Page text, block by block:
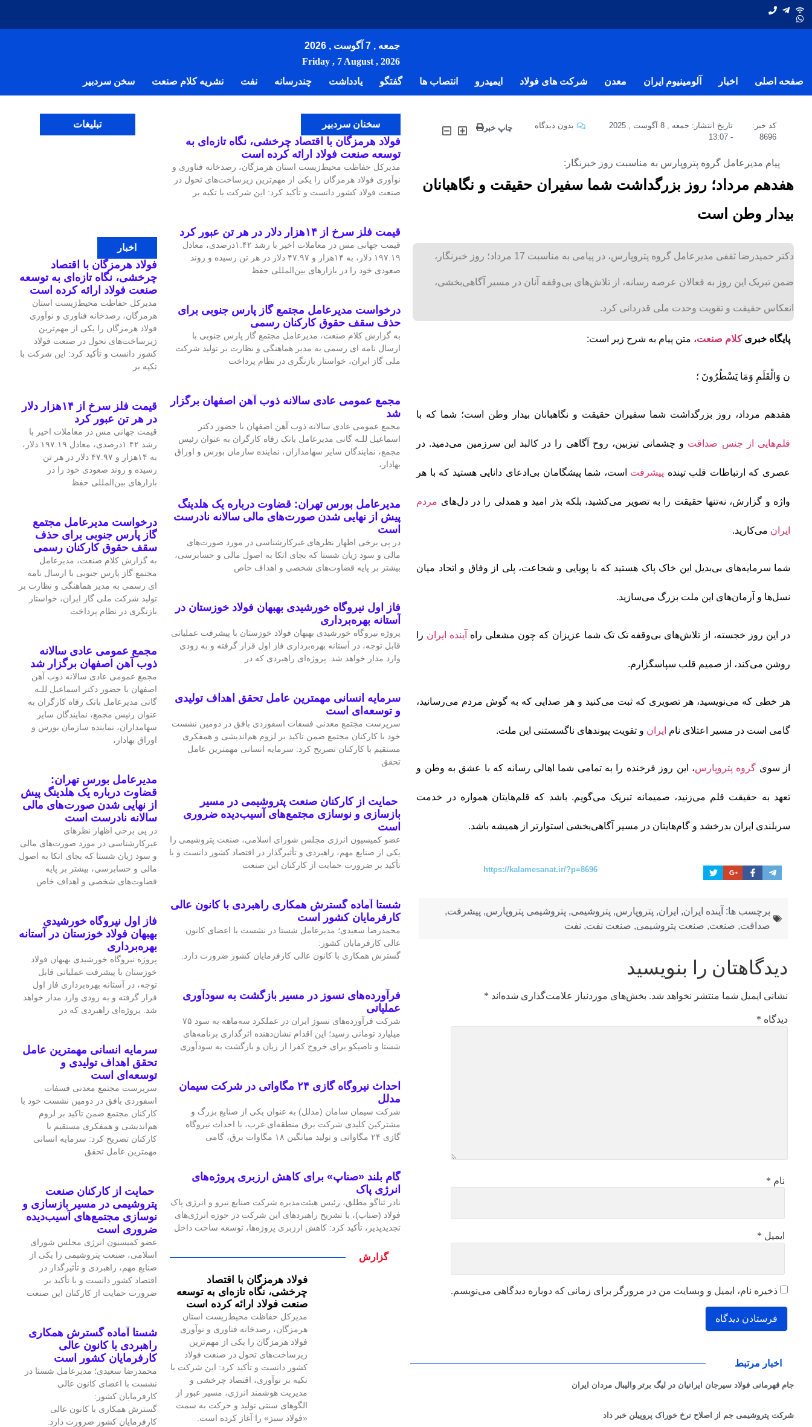
جمعه , 7 آگوست , 2026
Friday , 7 August , 2026
صفحه اصلی
اخبار آلومینیوم ایران معدن شرکت های فولاد ایمیدرو انتصاب ها گفتگو یادداشت چندرسانه نفت نشریه کلام صنعت سخن سردبیر
کد خبر:
8696
تاریخ انتشار: جمعه , 8 آگوست , 2025
-
13:07
بدون دیدگاه چاپ خبر
پیام مدیرعامل گروه پتروپارس به مناسبت روز خبرنگار:
هفدهم مرداد؛ روز بزرگداشت شما سفیران حقیقت و نگاهبانان
بیدار وطن است
دکتر حمیدرضا ثقفی مدیرعامل گروه پتروپارس، در پیامی به مناسبت 17 مرداد؛ روز خبرنگار،
ضمن تبریک این روز به فعالان عرصه رسانه، از تلاش‌های بی‌وقفه آنان در مسیر آگاهی‌بخشی،
انعکاس حقیقت و تقویت وحدت ملی قدردانی کرد.
پایگاه خبریکلام صنعت، متن پیام به شرح زیر است:
ن وَالْقَلَمِ وَمَا يَسْطُرُونَ ؛
هفدهم مرداد، روز بزرگداشت شما سفیران حقیقت و نگاهبانان بیدار وطن است؛ شما که با
قلم‌هایی از جنس صداقت و چشمانی تیزبین، روح آگاهی را در کالبد این سرزمین می‌دمید. در
عصری که ارتباطات قلب تپنده‌ پیشرفت است، شما پیشگامان بی‌ادعای دانایی هستید که با هر
واژه و گزارش، نه‌تنها حقیقت را به تصویر می‌کشید، بلکه بذر امید و همدلی را در دل‌های مردم
ایران می‌کارید.
شما سرمایه‌های بی‌بدیل این خاک پاک هستید که با پویایی و شجاعت، پلی از وفاق و اتحاد میان
نسل‌ها و آرمان‌های این ملت بزرگ می‌سازید.
در این روز خجسته، از تلاش‌های بی‌وقفه‌ تک تک شما عزیزان که چون مشعلی راه آینده‌ ایران را
روشن می‌کند، از صمیم قلب سپاسگزارم.
هر خطی که می‌نویسید، هر تصویری که ثبت می‌کنید و هر صدایی که به گوش مردم می‌رسانید،
گامی است در مسیر اعتلای نام ایران و تقویت پیوندهای ناگسستنی این ملت.
از سوی گروه پتروپارس، این روز فرخنده را به تمامی شما اهالی رسانه که با عشق به وطن و
تعهد به حقیقت قلم می‌زنید، صمیمانه تبریک می‌گویم. باشد که قلم‌هایتان همواره در خدمت
سربلندی ایران بدرخشد و گام‌هایتان در مسیر آگاهی‌بخشی استوارتر از همیشه باشد.
https://kalamesanat.ir/?p=8696
برچسب ها: آینده ایران, ایران, پتروپارس, پتروشیمی, پتروشیمی پتروپارس, پیشرفت,
صداقت, صنعت, صنعت پتروشیمی, صنعت نفت, نفت
دیدگاهتان را بنویسید
نشانی ایمیل شما منتشر نخواهد شد. بخش‌های موردنیاز علامت‌گذاری شده‌اند *
دیدگاه *
نام *
ایمیل *
ذخیره نام، ایمیل و وبسایت من در مرورگر برای زمانی که دوباره دیدگاهی می‌نویسم.
اخبار مرتبط
جام قهرمانی فولاد سیرجان ایرانیان در لیگ برتر والیبال مردان ایران
شرکت پتروشیمی جم از اصلاح نرخ خوراک پروپیلن خبر داد
سخنان سردبیر
فولاد هرمزگان با اقتصاد چرخشی، نگاه تازه‌ای به
توسعه صنعت فولاد ارائه کرده است
مدیرکل حفاظت محیط‌زیست استان هرمزگان، رصدخانه فناوری و
نوآوری فولاد هرمزگان را یکی از مهم‌ترین زیرساخت‌های تحول در
صنعت فولاد کشور دانست و تأکید کرد: این شرکت با تکیه بر
قیمت فلز سرخ از ۱۴هزار دلار در هر تن عبور کرد
قیمت جهانی مس در معاملات اخیر با رشد ۱.۴۲درصدی، معادل
۱۹۷.۱۹ دلار، به ۱۴هزار و ۴۷.۹۷ دلار در هر تن رسیده و روند
صعودی خود را در بازارهای بین‌المللی حفظ
درخواست مدیرعامل مجتمع گاز پارس جنوبی برای
حذف سقف حقوق کارکنان رسمی
به گزارش کلام صنعت، مدیرعامل مجتمع گاز پارس جنوبی با
ارسال نامه ای رسمی به مدیر هماهنگی و نظارت بر تولید شرکت
ملی گاز ایران، خواستار بازنگری در نظام پرداخت
مجمع عمومی عادی سالانه ذوب آهن اصفهان برگزار
شد
مجمع عمومی عادی سالانه ذوب آهن اصفهان با حضور دکتر
اسماعیل للـه گانی مدیرعامل بانک رفاه کارگران به عنوان رئیس
مجمع، نمایندگان سایر سهامداران، نماینده سازمان بورس و اوراق
بهادار،
مدیرعامل بورس تهران: قضاوت درباره یک هلدینگ
پیش از نهایی شدن صورت‌های مالی سالانه نادرست
است
در پی برخی اظهار نظرهای غیرکارشناسی در مورد صورت‌های
مالی و سود زیان شستا که بجای اتکا به اصول مالی و حسابرسی،
بیشتر بر پایه قضاوت‌‌های شخصی و اهداف خاص
فاز اول نیروگاه خورشیدی بهبهان فولاد خوزستان در
آستانه بهره‌برداری
پروژه نیروگاه خورشیدی بهبهان فولاد خوزستان با پیشرفت عملیاتی
قابل‌ توجه، در آستانه بهره‌برداری فاز اول قرار گرفته و به‌ زودی
وارد مدار خواهد شد. پروژه‌ای راهبردی که در
سرمایه انسانی مهمترین عامل تحقق اهداف تولیدی
و توسعه‌ای است
سرپرست مجتمع معدنی فسفات اسفوردی بافق در دومین نشست
خود با کارکنان مجتمع ضمن تاکید بر لزوم هم‌اندیشی و همفکری
مستقیم با کارکنان تصریح کرد: سرمایه انسانی مهمترین عامل
تحقق
حمایت از کارکنان صنعت پتروشیمی در مسیر
بازسازی و نوسازی مجتمع‌های آسیب‌دیده ضروری
است
عضو کمیسیون انرژی مجلس شورای اسلامی، صنعت پتروشیمی را
یکی از صنایع مهم، راهبردی و تأثیرگذار در اقتصاد کشور دانست و با
تأکید بر ضرورت حمایت از کارکنان این صنعت
شستا آماده گسترش همکاری راهبردی با کانون عالی
کارفرمایان کشور است
محمدرضا سعیدی؛ مدیرعامل شستا در نشست با اعضای کانون
عالی کارفرمایان کشور:
گسترش همکاری با کانون عالی کارفرمایان کشور ضرورت دارد.
فرآورده‌های نسوز در مسیر بازگشت به سودآوری
عملیاتی
شرکت فرآورده‌های نسوز ایران در عملکرد سه‌ماهه به سود ۷۵
میلیارد تومانی رسید؛ این اقدام نشان‌دهنده اثرگذاری برنامه‌های
شستا و تاصیکو برای خروج کفرا از زیان و بازگشت به سودآوری
احداث نیروگاه گازی ۲۴ مگاواتی در شرکت سیمان
مدلل
شرکت سیمان سامان (مدلل) به عنوان یکی از صنایع بزرگ و
مشترکین کلیدی شرکت برق منطقه‌ای غرب، با احداث نیروگاه
گازی ۲۴ مگاواتی و تولید میانگین ۱۸ مگاوات برق، گامی
گام بلند «صناپ» برای کاهش ارزبری پروژه‌های
انرژی پاک
نادر ثناگو مطلق، رئیس هیئت‌مدیره شرکت صنایع نیرو و انرژی پاک
فولاد (صناپ)، با تشریح راهبردهای این شرکت در حوزه انرژی‌های
تجدیدپذیر، تأکید کرد: کاهش ارزبری پروژه‌ها، توسعه ساخت داخل
گزارش
فولاد هرمزگان با اقتصاد
چرخشی، نگاه تازه‌ای به توسعه
صنعت فولاد ارائه کرده است
مدیرکل حفاظت محیط‌زیست استان
هرمزگان، رصدخانه فناوری و نوآوری
فولاد هرمزگان را یکی از مهم‌ترین
زیرساخت‌های تحول در صنعت فولاد
کشور دانست و تأکید کرد: این شرکت با
تکیه بر نوآوری، اقتصاد چرخشی و
مدیریت هوشمند انرژی، مسیر عبور از
الگوهای سنتی تولید و حرکت به سمت
«فولاد سبز» را آغاز کرده است.
تبلیغات
اخبار
فولاد هرمزگان با اقتصاد
چرخشی، نگاه تازه‌ای به توسعه
صنعت فولاد ارائه کرده است
مدیرکل حفاظت محیط‌زیست استان
هرمزگان، رصدخانه فناوری و نوآوری
فولاد هرمزگان را یکی از مهم‌ترین
زیرساخت‌های تحول در صنعت فولاد
کشور دانست و تأکید کرد: این شرکت با
تکیه بر
قیمت فلز سرخ از ۱۴هزار دلار
در هر تن عبور کرد
قیمت جهانی مس در معاملات اخیر با
رشد ۱.۴۲درصدی، معادل ۱۹۷.۱۹ دلار،
به ۱۴هزار و ۴۷.۹۷ دلار در هر تن
رسیده و روند صعودی خود را در
بازارهای بین‌المللی حفظ
درخواست مدیرعامل مجتمع
گاز پارس جنوبی برای حذف
سقف حقوق کارکنان رسمی
به گزارش کلام صنعت، مدیرعامل
مجتمع گاز پارس جنوبی با ارسال نامه
ای رسمی به مدیر هماهنگی و نظارت بر
تولید شرکت ملی گاز ایران، خواستار
بازنگری در نظام پرداخت
مجمع عمومی عادی سالانه
ذوب آهن اصفهان برگزار شد
مجمع عمومی عادی سالانه ذوب آهن
اصفهان با حضور دکتر اسماعیل للـه
گانی مدیرعامل بانک رفاه کارگران به
عنوان رئیس مجمع، نمایندگان سایر
سهامداران، نماینده سازمان بورس و
اوراق بهادار،
مدیرعامل بورس تهران:
قضاوت درباره یک هلدینگ پیش
از نهایی شدن صورت‌های مالی
سالانه نادرست است
در پی برخی اظهار نظرهای
غیرکارشناسی در مورد صورت‌های مالی
و سود زیان شستا که بجای اتکا به اصول
مالی و حسابرسی، بیشتر بر پایه
قضاوت‌‌های شخصی و اهداف خاص
فاز اول نیروگاه خورشیدی
بهبهان فولاد خوزستان در آستانه
بهره‌برداری
پروژه نیروگاه خورشیدی بهبهان فولاد
خوزستان با پیشرفت عملیاتی قابل‌
توجه، در آستانه بهره‌برداری فاز اول
قرار گرفته و به‌ زودی وارد مدار خواهد
شد. پروژه‌ای راهبردی که در
سرمایه انسانی مهمترین عامل
تحقق اهداف تولیدی و
توسعه‌ای است
سرپرست مجتمع معدنی فسفات
اسفوردی بافق در دومین نشست خود با
کارکنان مجتمع ضمن تاکید بر لزوم
هم‌اندیشی و همفکری مستقیم با
کارکنان تصریح کرد: سرمایه انسانی
مهمترین عامل تحقق
حمایت از کارکنان صنعت
پتروشیمی در مسیر بازسازی و
نوسازی مجتمع‌های آسیب‌دیده
ضروری است
عضو کمیسیون انرژی مجلس شورای
اسلامی، صنعت پتروشیمی را یکی از
صنایع مهم، راهبردی و تأثیرگذار در
اقتصاد کشور دانست و با تأکید بر
ضرورت حمایت از کارکنان این صنعت
شستا آماده گسترش همکاری
راهبردی با کانون عالی
کارفرمایان کشور است
محمدرضا سعیدی؛ مدیرعامل شستا در
نشست با اعضای کانون عالی
کارفرمایان کشور:
گسترش همکاری با کانون عالی
کارفرمایان کشور ضرورت دارد.